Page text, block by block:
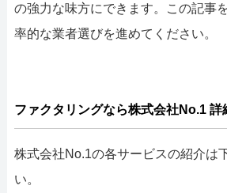
の強力な味方にできます。この記事
率的な業者選びを進めてください。
ファクタリングなら株式会社No.1 詳
株式会社No.1の各サービスの紹介は
い。